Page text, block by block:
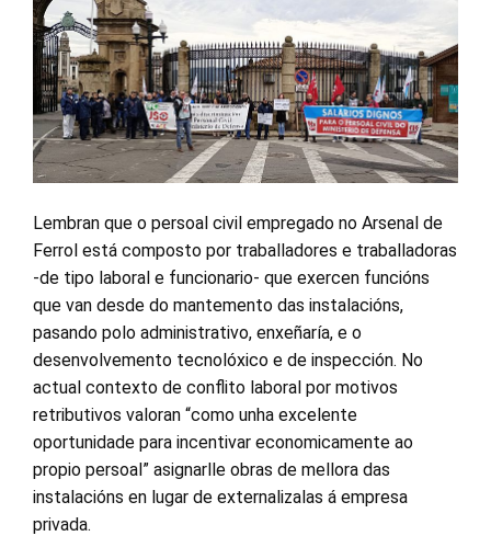
Lembran que o persoal civil empregado no Arsenal de
Ferrol está composto por traballadores e traballadoras
-de tipo laboral e funcionario- que exercen funcións
que van desde do mantemento das instalacións,
pasando polo administrativo, enxeñaría, e o
desenvolvemento tecnolóxico e de inspección. No
actual contexto de conflito laboral por motivos
retributivos valoran “como unha excelente
oportunidade para incentivar economicamente ao
propio persoal” asignarlle obras de mellora das
instalacións en lugar de externalizalas á empresa
privada.